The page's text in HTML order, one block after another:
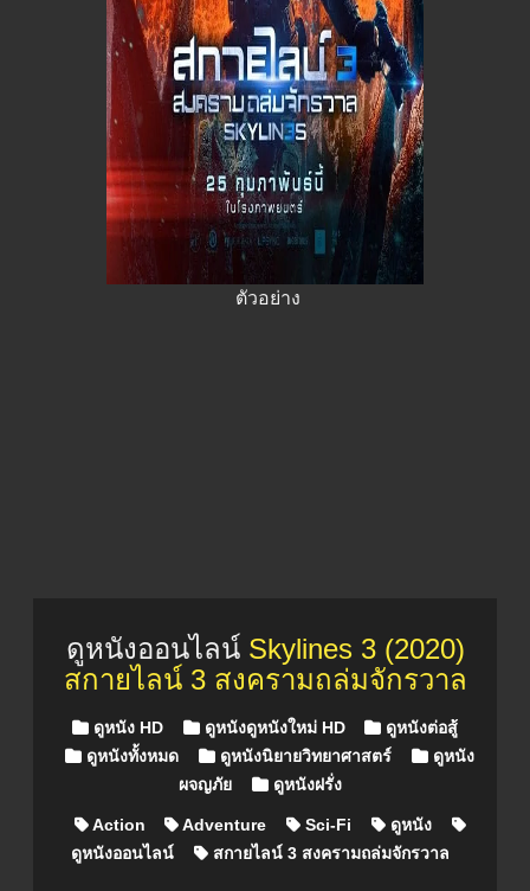
ตัวอย่าง
ดูหนังออนไลน์ Skylines 3 (2020)
สกายไลน์ 3 สงครามถล่มจักรวาล
Posted in
ดูหนัง HD ดูหนังดูหนังใหม่ HD
ดูหนังต่อสู้
ดูหนังทั้งหมด
ดูหนังนิยายวิทยาศาสตร์
ดูหนัง
ผจญภัย
ดูหนังฝรั่ง
Action Adventure Sci-Fi
ดูหนัง
ดูหนังออนไลน์
สกายไลน์ 3 สงครามถล่มจักรวาล